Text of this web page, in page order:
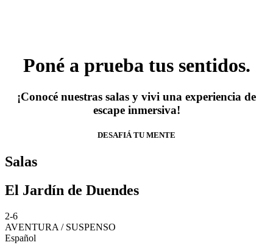
Poné a prueba tus sentidos.
¡Conocé nuestras salas y vivi una experiencia de
escape inmersiva!
DESAFIÁ TU MENTE
Salas
El Jardín de Duendes
2-6
AVENTURA / SUSPENSO
Español